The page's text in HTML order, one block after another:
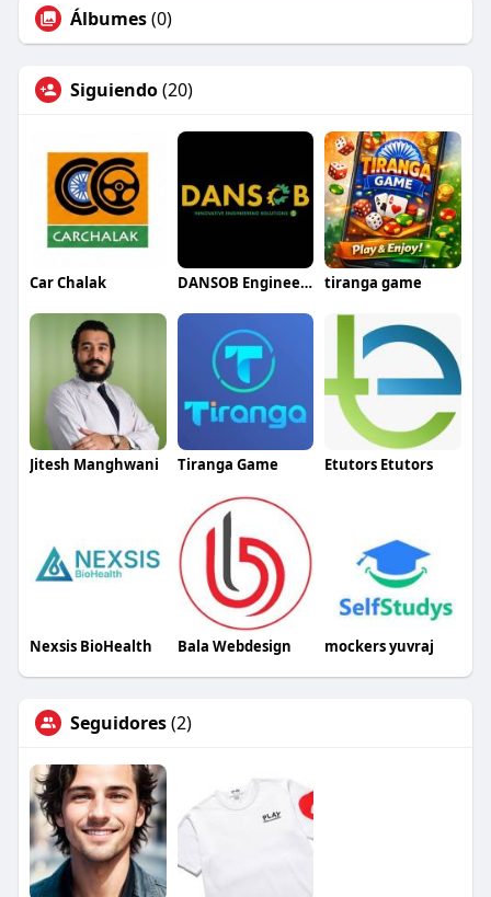
Álbumes(0)
Siguiendo(20)
Car Chalak DANSOB Engineering Solutions tiranga game
Jitesh Manghwani Tiranga Game Etutors Etutors
Nexsis BioHealth Bala Webdesign mockers yuvraj
Seguidores(2)